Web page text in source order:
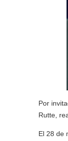
Por
Rutte,
El 28 de